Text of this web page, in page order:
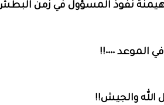
نفوذ المسؤول في زمن البطش
٠٠٠٠!!
الله والجيش!!